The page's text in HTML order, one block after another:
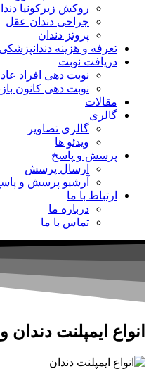
روکش زیرکونیا
جراحی دندان عقل
پروتز دندان
تعرفه و هزینه دندانپزشکی
دریافت نوبت
نوبت دهی افراد
نوبت دهی کانون
مقالات
گالری
گالری تصاویر
ویدئو ها
پرسش و پاسخ
ارسال پرسش
آرشیو پرسش و
ارتباط با ما
درباره ما
تماس با ما
انواع ایمپلنت دندان